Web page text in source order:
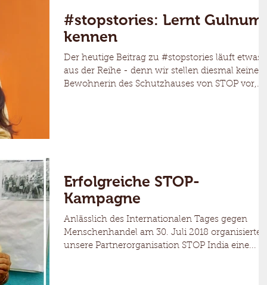
#stopstories: Lernt
kennen
Der heutige Beitrag zu #stopstories läuft etwas
aus der Reihe - denn wir stellen diesmal keine
Bewohnerin des Schutzhauses von STOP vor,...
Erfolgreiche STOP-
Kampagne
Anlässlich des Internationalen Tages gegen
Menschenhandel am 30. Juli 2018 organisierte
unsere Partnerorganisation STOP India eine...